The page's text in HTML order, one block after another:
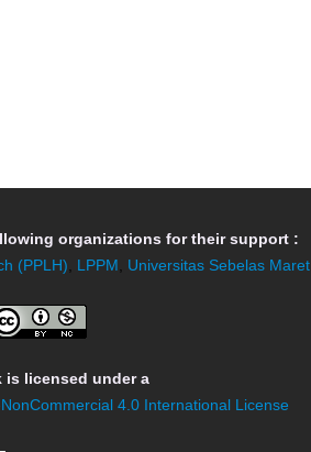
organizations for their support :
(PPLH)
LPPM Universitas Sebelas Maret
is licensed under a
4.0 International License